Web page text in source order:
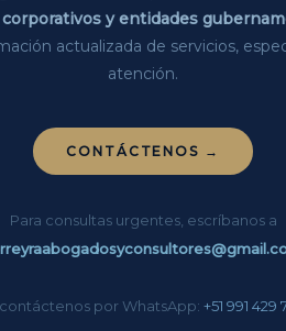
y entidades
actualizada de servicios,
atención.
CONTÁCTENOS →
Para consultas urgentes, escríbanos a
por WhatsApp: +51 991 429